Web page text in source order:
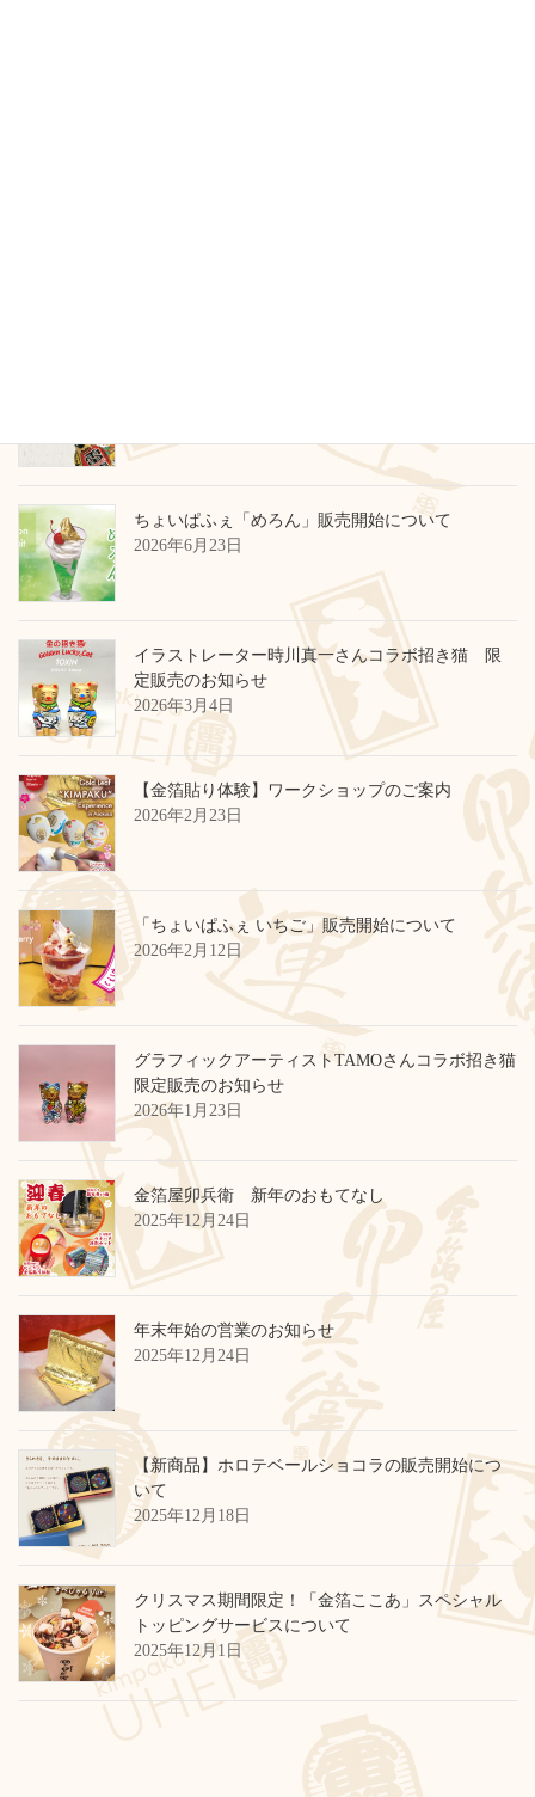
ちょいぱふぇ「めろん」販売開始について
2026年6月23日
イラストレーター時川真一さんコラボ招き猫 限
定販売のお知らせ
2026年3月4日
【金箔貼り体験】ワークショップのご案内
2026年2月23日
「ちょいぱふぇ いちご」販売開始について
2026年2月12日
グラフィックアーティストTAMOさんコラボ招き猫
限定販売のお知らせ
2026年1月23日
金箔屋卯兵衛 新年のおもてなし
2025年12月24日
年末年始の営業のお知らせ
2025年12月24日
【新商品】ホロテベールショコラの販売開始につ
いて
2025年12月18日
クリスマス期間限定！「金箔ここあ」スペシャル
トッピングサービスについて
2025年12月1日